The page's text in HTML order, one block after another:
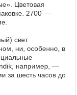
Цветовая
2700 —
свет
ни, особенно, в
например, —
за шесть часов до